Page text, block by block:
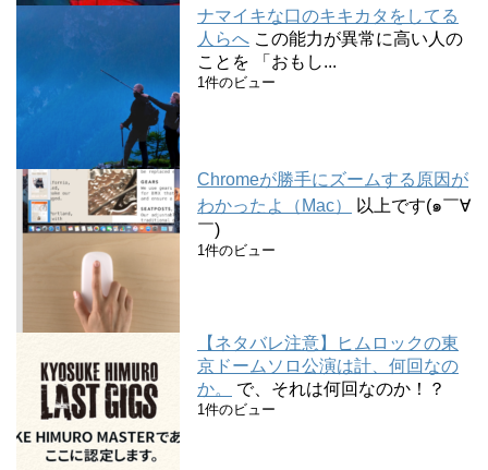
ナマイキな口のキキカタをしてる
人らへ この能力が異常に高い人の
ことを 「おもし...
1件のビュー
Chromeが勝手にズームする原因が
わかったよ（Mac）
以上です(๑￣∀
￣)
1件のビュー
【ネタバレ注意】ヒムロックの東
京ドームソロ公演は計、何回なの
か。
で、それは何回なのか！？
1件のビュー